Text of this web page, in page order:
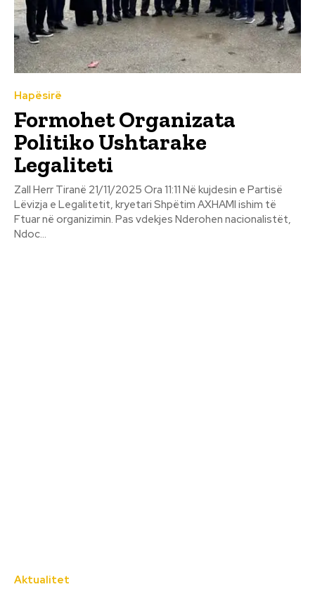
Hapësirë
Formohet Organizata
Politiko Ushtarake
Legaliteti
Zall Herr Tiranë 21/11/2025 Ora 11:11 Në kujdesin e Partisë
Lëvizja e Legalitetit, kryetari Shpëtim AXHAMI ishim të
Ftuar në organizimin. Pas vdekjes Nderohen nacionalistët,
Ndoc...
Aktualitet